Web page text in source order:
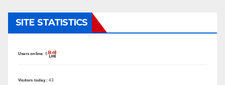
SITE STATISTICS
Users online: 0
Visitors today :43